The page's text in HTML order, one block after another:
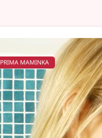
PRIMA MAMINKA